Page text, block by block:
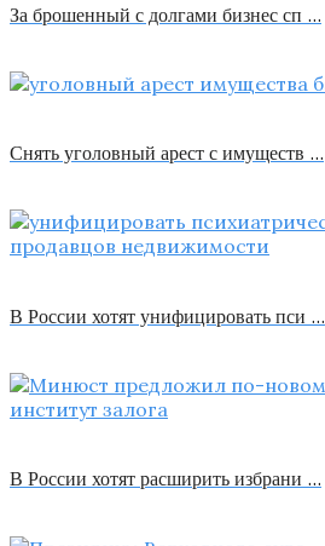
За брошенный с долгами бизнес сп …
Снять уголовный арест с имуществ …
В России хотят унифицировать пси …
В России хотят расширить избрани …